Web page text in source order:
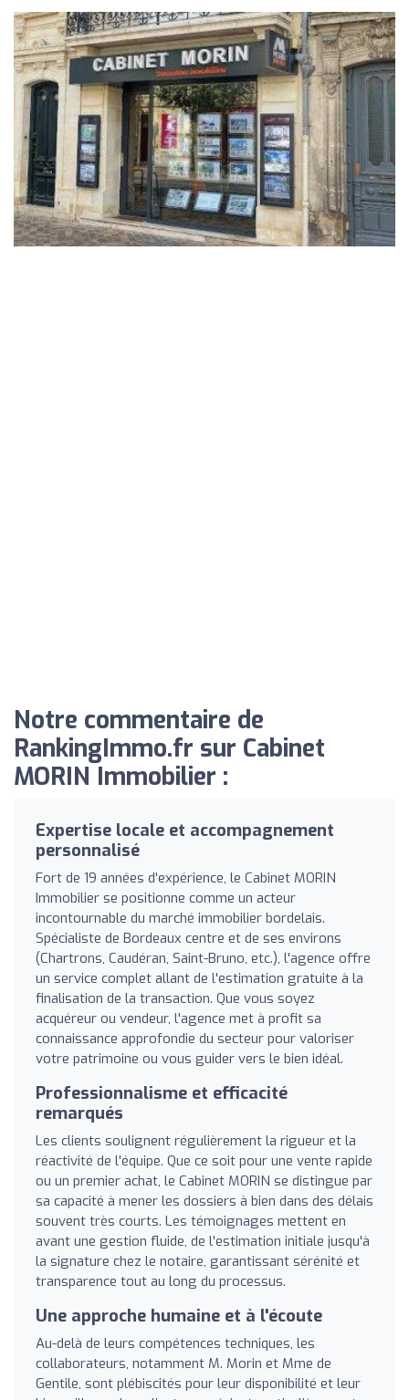
Notre commentaire de
RankingImmo.fr sur Cabinet
MORIN Immobilier :
Expertise locale et accompagnement
personnalisé
Fort de 19 années d'expérience, le Cabinet MORIN
Immobilier se positionne comme un acteur
incontournable du marché immobilier bordelais.
Spécialiste de Bordeaux centre et de ses environs
(Chartrons, Caudéran, Saint-Bruno, etc.), l'agence offre
un service complet allant de l'estimation gratuite à la
finalisation de la transaction. Que vous soyez
acquéreur ou vendeur, l'agence met à profit sa
connaissance approfondie du secteur pour valoriser
votre patrimoine ou vous guider vers le bien idéal.
Professionnalisme et efficacité
remarqués
Les clients soulignent régulièrement la rigueur et la
réactivité de l'équipe. Que ce soit pour une vente rapide
ou un premier achat, le Cabinet MORIN se distingue par
sa capacité à mener les dossiers à bien dans des délais
souvent très courts. Les témoignages mettent en
avant une gestion fluide, de l'estimation initiale jusqu'à
la signature chez le notaire, garantissant sérénité et
transparence tout au long du processus.
Une approche humaine et à l'écoute
Au-delà de leurs compétences techniques, les
collaborateurs, notamment M. Morin et Mme de
Gentile, sont plébiscités pour leur disponibilité et leur